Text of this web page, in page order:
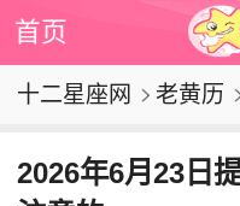
首页
十二星座网 老黄历
2026年6月23日